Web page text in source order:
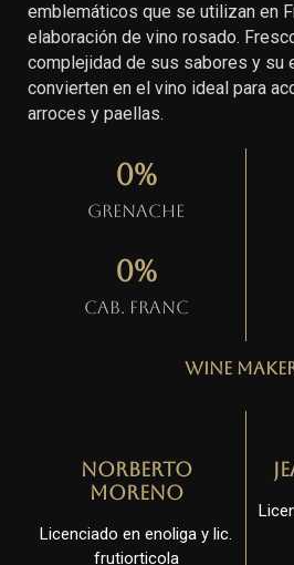
emblemáticos que se utilizan en
elaboración de vino rosado.
complejidad de sus sabores y su
convierten en el vino ideal para
arroces y paellas.
Grenache
0%
Cab. Franc
0%
Wine
Norberto
Moreno
Licenciado en enoliga y lic.
frutiorticola